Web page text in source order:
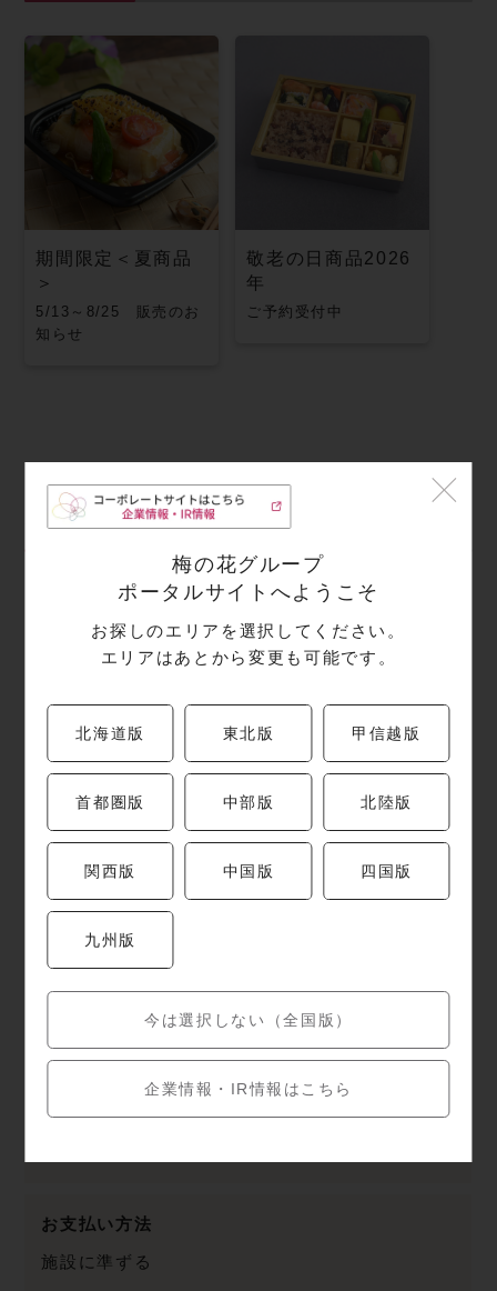
梅の花グループ
ポータルサイトへようこそ
お探しのエリアを選択してください。
エリアはあとから変更も可能です。
北海道版 東北版 甲信越版
首都圏版 中部版 北陸版
関西版 中国版 四国版
九州版
今は選択しない（全国版）
企業情報・IR情報はこちら
期間限定＜夏商品
＞
5/13～8/25 販売のお
知らせ
敬老の日商品2026
年
ご予約受付中
店舗情報
〒310-0026
029-232-8997
営業時間
施設に準じる
施設に準じる
駐車場
お支払い方法
施設に準ずる